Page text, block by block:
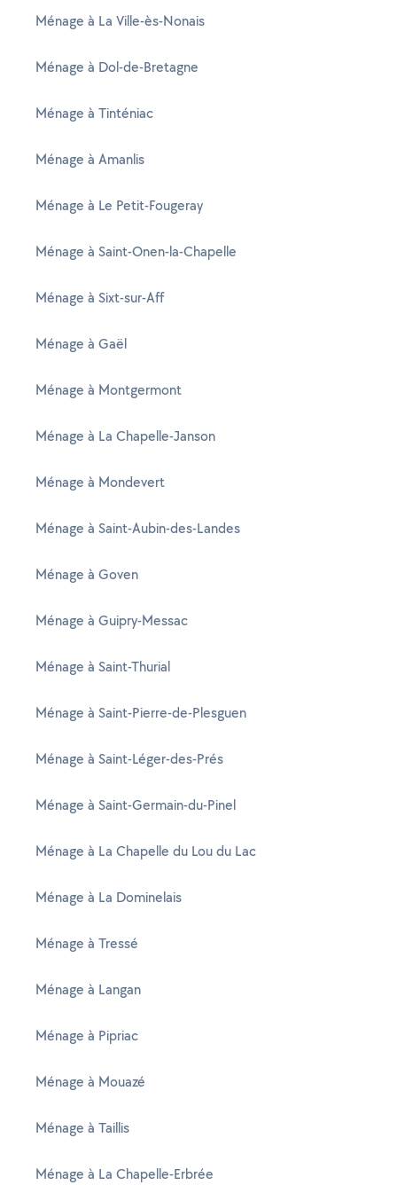
Ménage à La Ville-ès-Nonais
Ménage à Dol-de-Bretagne
Ménage à Tinténiac
Ménage à Amanlis
Ménage à Le Petit-Fougeray
Ménage à Saint-Onen-la-Chapelle
Ménage à Sixt-sur-Aff
Ménage à Gaël
Ménage à Montgermont
Ménage à La Chapelle-Janson
Ménage à Mondevert
Ménage à Saint-Aubin-des-Landes
Ménage à Goven
Ménage à Guipry-Messac
Ménage à Saint-Thurial
Ménage à Saint-Pierre-de-Plesguen
Ménage à Saint-Léger-des-Prés
Ménage à Saint-Germain-du-Pinel
Ménage à La Chapelle du Lou du Lac
Ménage à La Dominelais
Ménage à Tressé
Ménage à Langan
Ménage à Pipriac
Ménage à Mouazé
Ménage à Taillis
Ménage à La Chapelle-Erbrée